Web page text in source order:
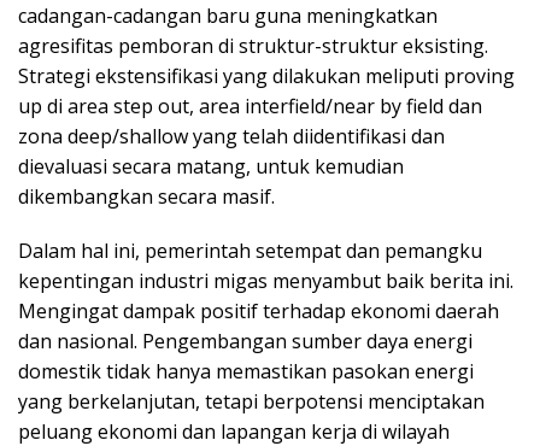
cadangan-cadangan baru guna meningkatkan
agresifitas pemboran di struktur-struktur eksisting.
Strategi ekstensifikasi yang dilakukan meliputi proving
up di area step out, area interfield/near by field dan
zona deep/shallow yang telah diidentifikasi dan
dievaluasi secara matang, untuk kemudian
dikembangkan secara masif.
Dalam hal ini, pemerintah setempat dan pemangku
kepentingan industri migas menyambut baik berita ini.
Mengingat dampak positif terhadap ekonomi daerah
dan nasional. Pengembangan sumber daya energi
domestik tidak hanya memastikan pasokan energi
yang berkelanjutan, tetapi berpotensi menciptakan
peluang ekonomi dan lapangan kerja di wilayah